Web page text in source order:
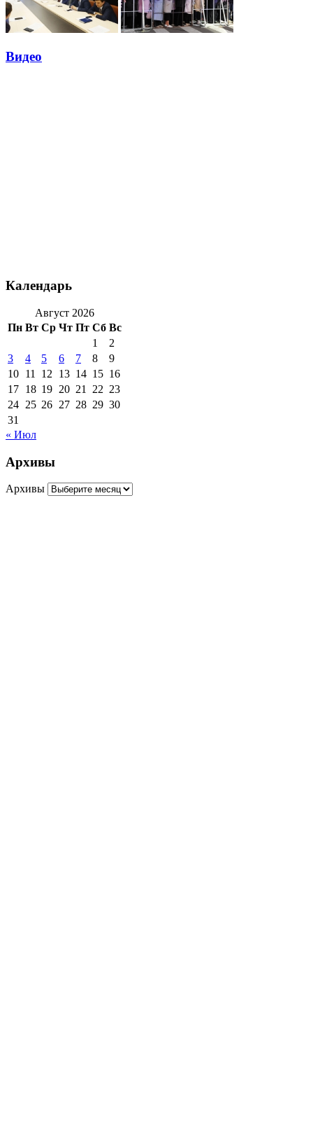
Видео
Календарь
Август 2026
Пн Вт Ср Чт Пт Сб Вс
1
2
3
4 5 6 7 8
9
10 11 12 13 14 15 16
17 18 19 20 21 22 23
24 25 26 27 28 29 30
31
« Июл
Архивы
Архивы